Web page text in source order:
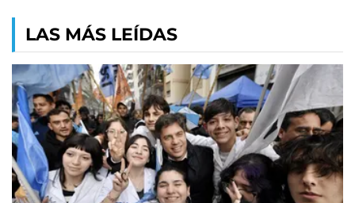
LAS MÁS LEÍDAS